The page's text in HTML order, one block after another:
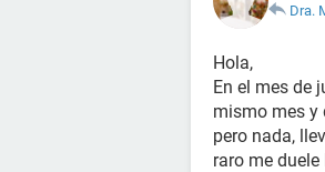
Dra.
Hola,
En el mes de
mismo mes y
pero nada,
raro me